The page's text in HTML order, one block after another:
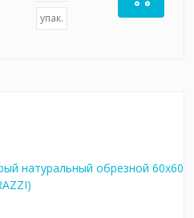
упак.